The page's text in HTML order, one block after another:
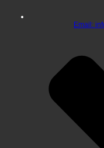
Email: